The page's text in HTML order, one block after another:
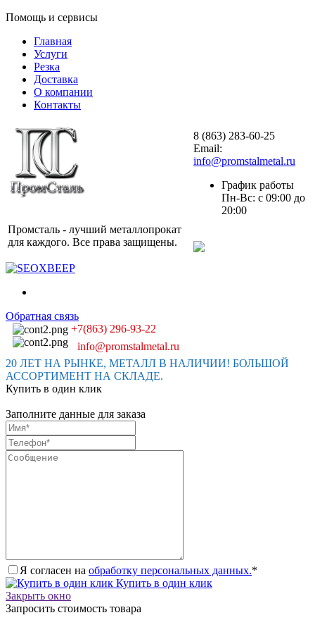
Помощь и сервисы
Главная
Услуги
Резка
Доставка
О компании
Контакты
Промсталь - лучший металлопрокат
для каждого. Все права защищены.
8 (863) 283-60-25
Email:
info@promstalmetal.ru
График работы
Пн-Вс: с 09:00 до
20:00
Обратная связь
+7(863) 296-93-22
info@promstalmetal.ru
20 ЛЕТ НА РЫНКЕ, МЕТАЛЛ В НАЛИЧИИ! БОЛЬШОЙ
АССОРТИМЕНТ НА СКЛАДЕ.
Купить в один клик
Заполните данные для заказа
Я согласен на обработку персональных данных.*
Купить в один клик
Закрыть окно
Запросить стоимость товара